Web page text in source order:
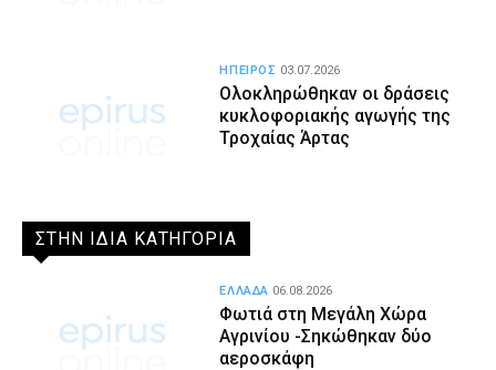
Ολοκληρώθηκαν οι δράσεις
κυκλοφοριακής αγωγής της
Τροχαίας Άρτας
ΗΠΕΙΡΟΣ 03.07.2026
ΣΤΗΝ ΙΔΙΑ ΚΑΤΗΓΟΡΙΑ
Φωτιά στη Μεγάλη Χώρα
Αγρινίου -Σηκώθηκαν δύο
αεροσκάφη
ΕΛΛΑΔΑ 06.08.2026